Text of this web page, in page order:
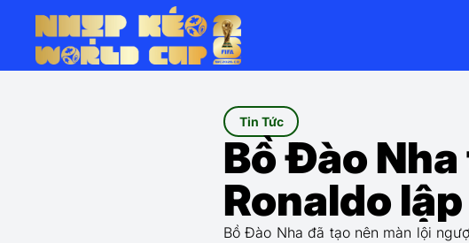
Tin Tức
Bồ Đào
Ronaldo
Bồ Đào Nha đã tạo nên màn lội